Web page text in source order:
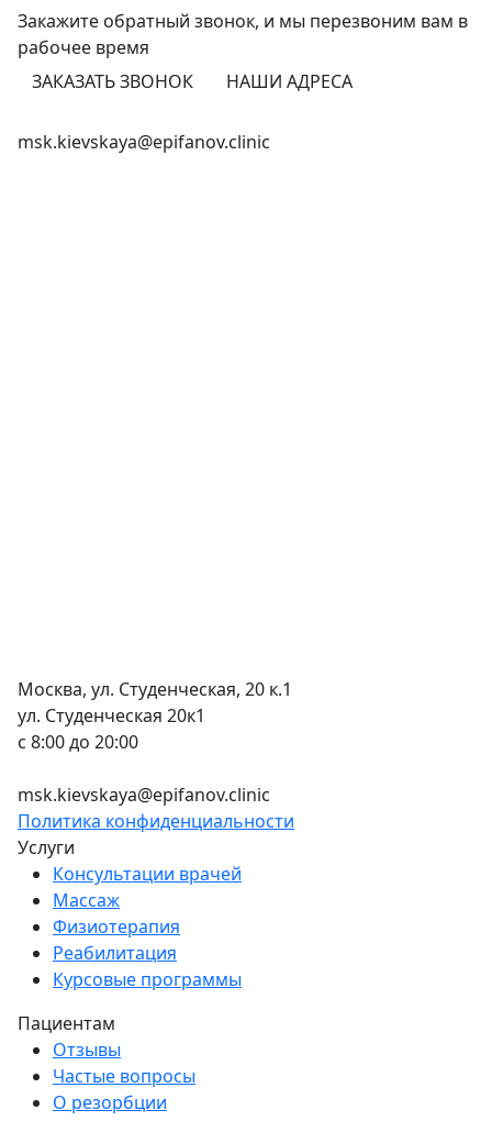
Закажите обратный звонок, и мы перезвоним вам в
рабочее время
ЗАКАЗАТЬ ЗВОНОК
НАШИ АДРЕСА
msk.kievskaya@epifanov.clinic
Москва, ул. Студенческая, 20 к.1
ул. Студенческая 20к1
c 8:00 до 20:00
msk.kievskaya@epifanov.clinic
Политика конфиденциальности
Услуги
Консультации врачей
Массаж
Физиотерапия
Реабилитация
Курсовые программы
Пациентам
Отзывы
Частые вопросы
О резорбции